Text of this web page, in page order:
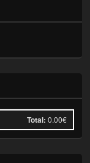
Total: 0.00€